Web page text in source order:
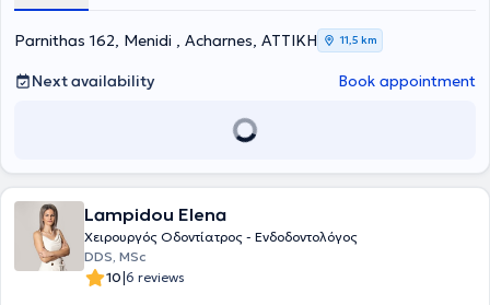
Parnithas 162, Menidi , Acharnes, ΑΤΤΙΚΗ 11,5 km
Next availability Book appointment
Lampidou Elena
Χειρουργός Οδοντίατρος - Ενδοδοντολόγος
DDS, MSc
10|6 reviews